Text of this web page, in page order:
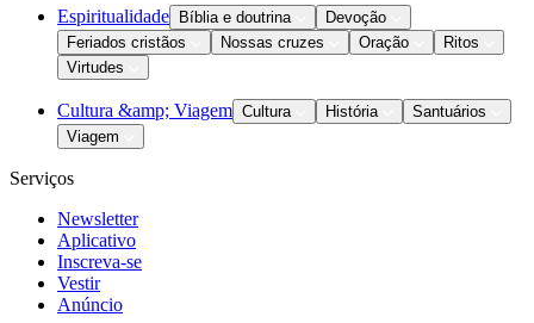
Espiritualidade Bíblia e doutrina
Devoção
Feriados cristãos
Nossas cruzes Oração
Ritos
Virtudes
Cultura &amp; Viagem Cultura História
Santuários
Viagem
Serviços
Newsletter
Aplicativo
Inscreva-se
Vestir
Anúncio